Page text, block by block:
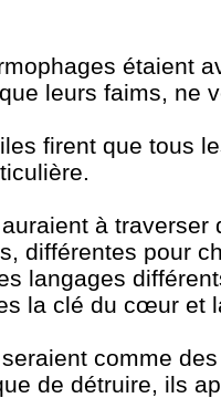
étaient
leurs faims, ne
firent que tous
à traverser
différentes pour
langages
la clé du cœur et
comme
de détruire, ils